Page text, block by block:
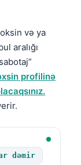
və ya
aralığı
profilinə
dəmir